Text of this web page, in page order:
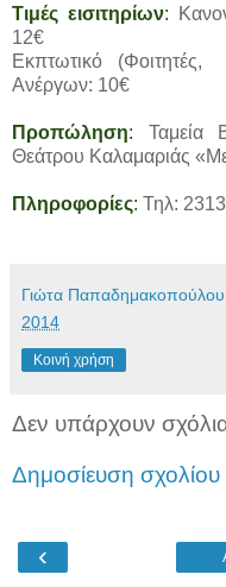
Τιμές εισιτηρίων:
12€
Εκπτωτικό
Ανέργων: 10€
Προπώληση: Ταμεία
Θεάτρου Καλαμαριάς
Πληροφορίες: Τηλ:
Γιώτα Παπαδημακοπούλου
2014
Κοινή χρήση
Δεν υπάρχουν
Δημοσίευση σχολίου
‹